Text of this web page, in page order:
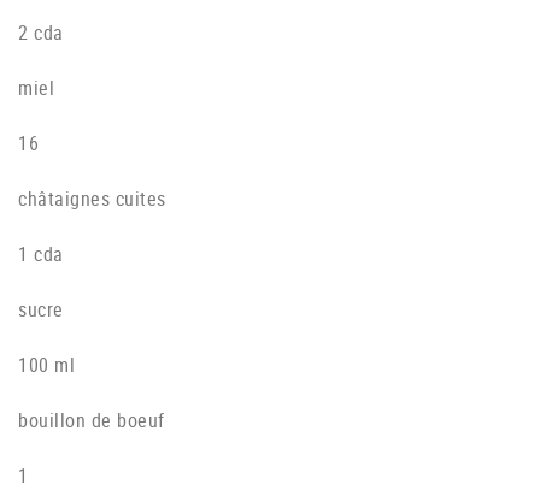
2 cda
miel
16
châtaignes cuites
1 cda
sucre
100 ml
bouillon de boeuf
1